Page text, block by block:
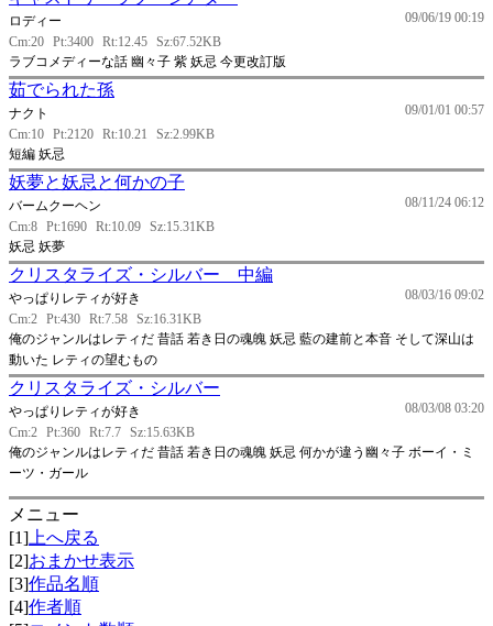
09/06/19 00:19
ロディー
Cm:20 Pt:3400 Rt:12.45 Sz:67.52KB
ラブコメディーな話 幽々子 紫 妖忌 今更改訂版
茹でられた孫
09/01/01 00:57
ナクト
Cm:10 Pt:2120 Rt:10.21
Sz:2.99KB
短編 妖忌
妖夢と妖忌と何かの子
08/11/24 06:12
バームクーヘン
Cm:8 Pt:1690 Rt:10.09 Sz:15.31KB
妖忌 妖夢
クリスタライズ・シルバー 中編
08/03/16 09:02
やっぱりレティが好き
Cm:2 Pt:430 Rt:7.58 Sz:16.31KB
俺のジャンルはレティだ 昔話 若き日の魂魄 妖忌 藍の建前と本音 そして深山は
動いた レティの望むもの
クリスタライズ・シルバー
08/03/08 03:20
やっぱりレティが好き
Cm:2 Pt:360 Rt:7.7 Sz:15.63KB
俺のジャンルはレティだ 昔話 若き日の魂魄 妖忌 何かが違う幽々子 ボーイ・ミ
ーツ・ガール
メニュー
[1] 上へ戻る
[2]おまかせ表示
[3]作品名順
[4]作者順